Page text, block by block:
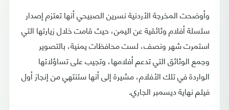
وأوضحت المخرجة الأردنية نسرين الصبيحي أنها تعتزم إصدار
سلسلة أفلام وثائقية عن اليمن، حيث قامت خلال زيارتها التي
استمرت شهر ونصف، لست محافظات يمنية، بالتصوير
وجمع الوثائق التي تدعم أفلامها، وتجيب على تساؤلاتها
الواردة في تلك الأفلام، مشيرة إلى أنها ستنتهي من إنجاز أول
فيلم نهاية ديسمبر الجاري.